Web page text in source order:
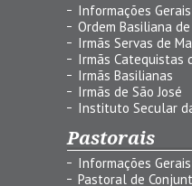
Informações Gerais
Ordem Basiliana
Irmãs Servas de
Irmãs Catequistas
Irmãs Basilianas
Irmãs de São José
Instituto Secular
Pastorais
Informações Gerais
Pastoral de